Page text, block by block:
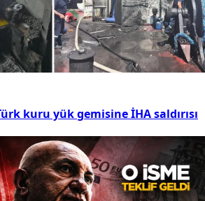
kuru yük gemisine İHA saldırısı